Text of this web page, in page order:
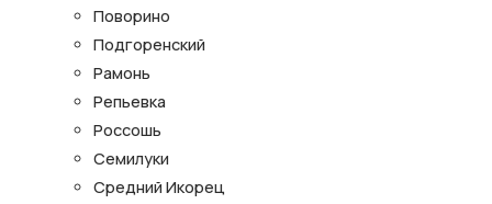
Поворино
Подгоренский
Рамонь
Репьевка
Россошь
Семилуки
Средний Икорец